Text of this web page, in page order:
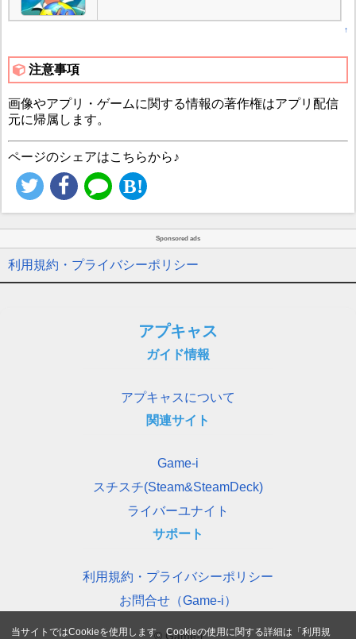
↑
注意事項
画像やアプリ・ゲームに関する情報の著作権はアプリ配信
元に帰属します。
ページのシェアはこちらから♪
Sponsored ads
利用規約・プライバシーポリシー
アプキャス
ガイド情報
アプキャスについて
関連サイト
Game-i
スチスチ(Steam&SteamDeck)
ライバーユナイト
サポート
利用規約・プライバシーポリシー
お問合せ（Game-i）
© Game-i
当サイトではCookieを使用します。Cookieの使用に関する詳細は「利用規